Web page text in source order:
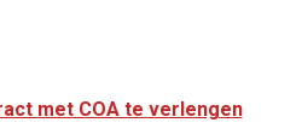
met COA te verlengen